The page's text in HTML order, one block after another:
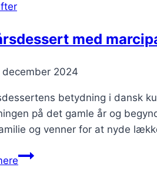
med
december 2024
betydning i dansk
på det gamle år og
og venner for at nyde
Nytårsdessert